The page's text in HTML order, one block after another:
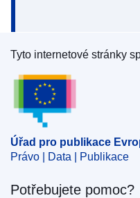
Úřad pro publikace
Tyto internetové stránky
Úřad pro publikace
Právo | Data | Publikace
Potřebujete pomoc?